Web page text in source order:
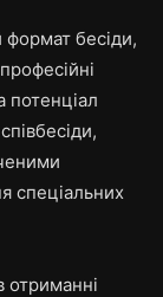
формат бесіди,
потенціал
спеціальних
отриманні